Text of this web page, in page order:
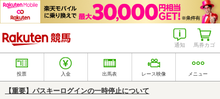
馬券カゴ
通知
投票 入金 出馬表 レース映像 メニュー
【重要】パスキーログインの一時停止について